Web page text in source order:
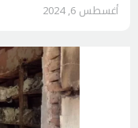
أغسطس 6, 2024